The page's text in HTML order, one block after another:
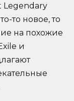
Legendary
то новое, то
на похожие
и